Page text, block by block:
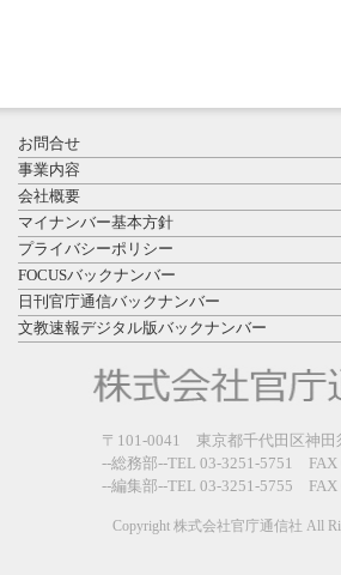
お問合せ
事業内容
会社概要
マイナンバー基本方針
プライバシーポリシー
FOCUSバックナンバー
日刊官庁通信バックナンバー
文教速報デジタル版バックナンバー
〒101-0041 東京都千代田区神田
--総務部--TEL 03-3251-5751 FAX
--編集部--TEL 03-3251-5755 FAX
Copyright 株式会社官庁通信社 All